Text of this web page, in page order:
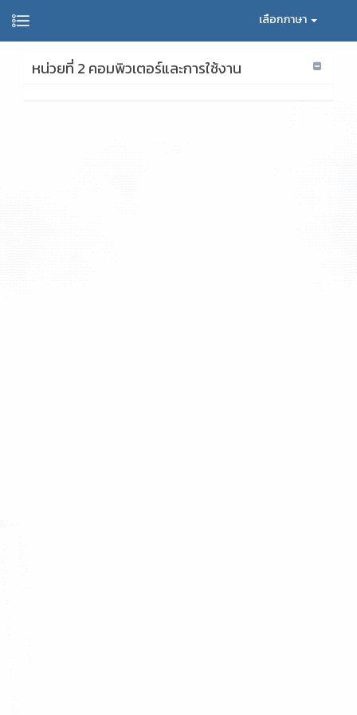
เลือกภาษา
หน่วยที่ 2 คอมพิวเตอร์และการใช้งาน